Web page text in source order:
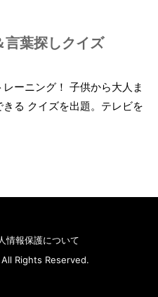
言葉探しクイズ
ーニング！ 子供から大人ま
る クイズを出題。テレビを
情報保護について
Rights Reserved.